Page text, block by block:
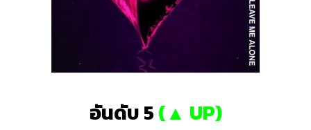
อันดับ 5(▲ UP)